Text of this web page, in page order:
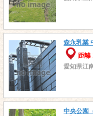
森永乳業
距離
愛知県江
中央公園